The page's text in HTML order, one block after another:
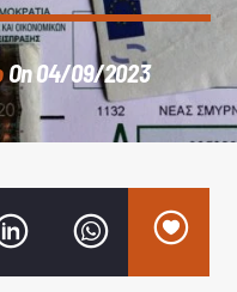
On 04/09/2023